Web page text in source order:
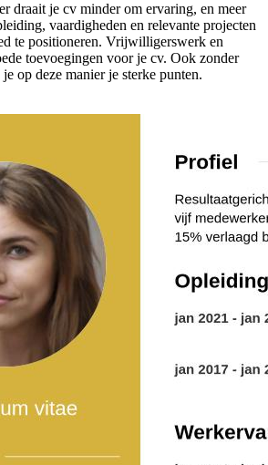
draait je cv minder om ervaring, en meer
vaardigheden en relevante projecten
te positioneren. Vrijwilligerswerk en
toevoegingen voor je cv. Ook zonder
op deze manier je sterke punten.